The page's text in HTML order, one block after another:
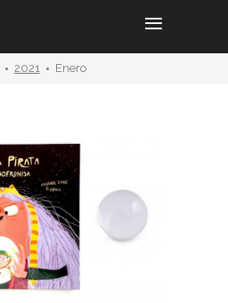
2021 Enero